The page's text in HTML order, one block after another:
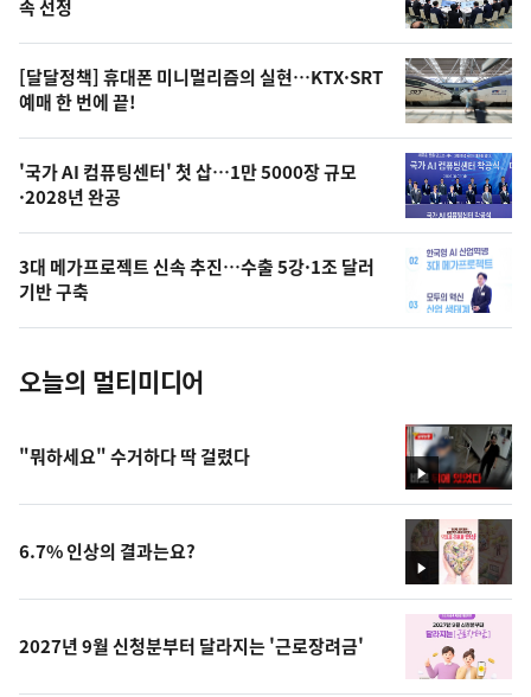
의
영
상
오
의
사
진
속 선정
[달달정책] 휴대폰 미니멀리즘의 실현…KTX·SRT
예매 한 번에 끝!
'국가 AI 컴퓨팅센터' 첫 삽…1만 5000장 규모
·2028년 완공
3대 메가프로젝트 신속 추진…수출 5강·1조 달러
기반 구축
오늘의 멀티미디어
영
상
"뭐하세요" 수거하다 딱 걸렸다
영
상
6.7% 인상의 결과는요?
2027년 9월 신청분부터 달라지는 '근로장려금'